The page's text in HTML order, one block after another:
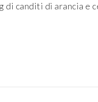
canditi di arancia e